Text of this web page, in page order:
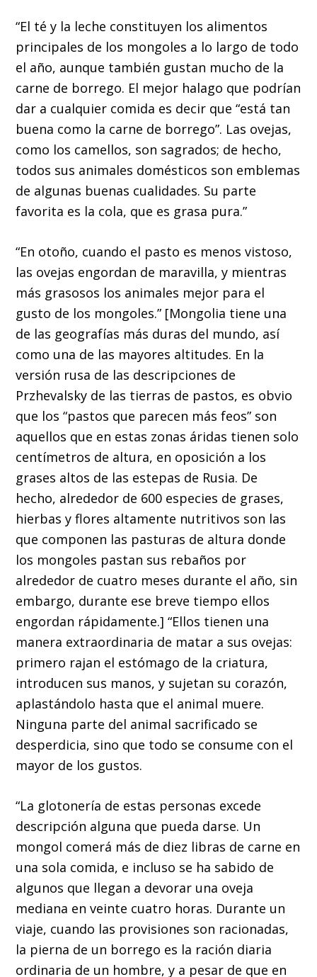
“El té y la leche constituyen los alimentos
principales de los mongoles a lo largo de todo
el año, aunque también gustan mucho de la
carne de borrego. El mejor halago que podrían
dar a cualquier comida es decir que “está tan
buena como la carne de borrego”. Las ovejas,
como los camellos, son sagrados; de hecho,
todos sus animales domésticos son emblemas
de algunas buenas cualidades. Su parte
favorita es la cola, que es grasa pura.”
“En otoño, cuando el pasto es menos vistoso,
las ovejas engordan de maravilla, y mientras
más grasosos los animales mejor para el
gusto de los mongoles.” [Mongolia tiene una
de las geografías más duras del mundo, así
como una de las mayores altitudes. En la
versión rusa de las descripciones de
Przhevalsky de las tierras de pastos, es obvio
que los “pastos que parecen más feos” son
aquellos que en estas zonas áridas tienen solo
centímetros de altura, en oposición a los
grases altos de las estepas de Rusia. De
hecho, alrededor de 600 especies de grases,
hierbas y flores altamente nutritivos son las
que componen las pasturas de altura donde
los mongoles pastan sus rebaños por
alrededor de cuatro meses durante el año, sin
embargo, durante ese breve tiempo ellos
engordan rápidamente.] “Ellos tienen una
manera extraordinaria de matar a sus ovejas:
primero rajan el estómago de la criatura,
introducen sus manos, y sujetan su corazón,
aplastándolo hasta que el animal muere.
Ninguna parte del animal sacrificado se
desperdicia, sino que todo se consume con el
mayor de los gustos.
“La glotonería de estas personas excede
descripción alguna que pueda darse. Un
mongol comerá más de diez libras de carne en
una sola comida, e incluso se ha sabido de
algunos que llegan a devorar una oveja
mediana en veinte cuatro horas. Durante un
viaje, cuando las provisiones son racionadas,
la pierna de un borrego es la ración diaria
ordinaria de un hombre, y a pesar de que en